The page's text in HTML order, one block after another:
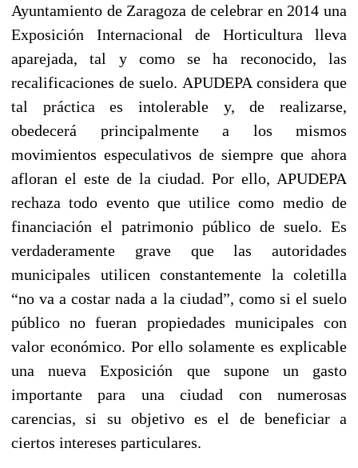
Ayuntamiento de Zaragoza de celebrar en 2014 una
Exposición Internacional de Horticultura lleva
aparejada, tal y como se ha reconocido, las
recalificaciones de suelo. APUDEPA considera que
tal práctica es intolerable y, de realizarse,
obedecerá principalmente a los mismos
movimientos especulativos de siempre que ahora
afloran el este de la ciudad. Por ello, APUDEPA
rechaza todo evento que utilice como medio de
financiación el patrimonio público de suelo. Es
verdaderamente grave que las autoridades
municipales utilicen constantemente la coletilla
“no va a costar nada a la ciudad”, como si el suelo
público no fueran propiedades municipales con
valor económico. Por ello solamente es explicable
una nueva Exposición que supone un gasto
importante para una ciudad con numerosas
carencias, si su objetivo es el de beneficiar a
ciertos intereses particulares.